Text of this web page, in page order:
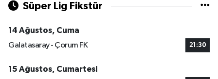
Süper Lig Fikstür
14 Ağustos, Cuma
Galatasaray - Çorum FK
21:30
15 Ağustos, Cumartesi